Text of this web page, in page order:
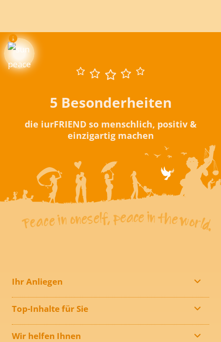
5 Besonderheiten
die iurFRIEND so menschlich, positiv &
einzigartig machen
Ihr Anliegen
Top-Inhalte für Sie
Wir helfen Ihnen